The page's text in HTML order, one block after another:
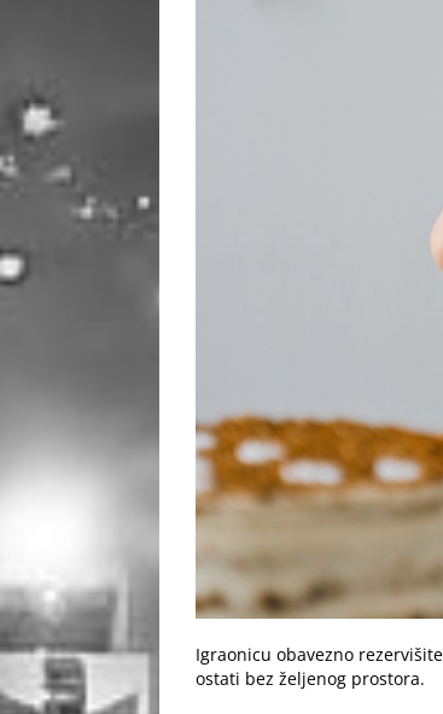
Igraonicu obavezno
ostati bez željenog prostora.